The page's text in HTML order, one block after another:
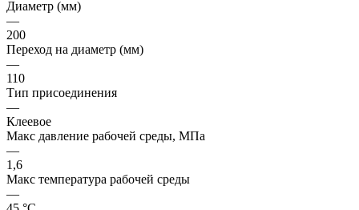
Диаметр (мм)
—
200
Переход на диаметр (мм)
—
110
Тип присоединения
—
Клеевое
Макс давление рабочей среды, МПа
—
1,6
Макс температура рабочей среды
—